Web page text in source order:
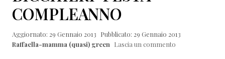
ricette
per
famiglie
COMPLEANNO
Aggiornato: 29 Gennaio 2013 Pubblicato: 29 Gennaio 2013
Raffaella-mamma (quasi) green Lascia un commento